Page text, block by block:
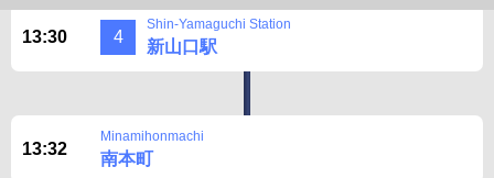
13:30 4
Shin-Yamaguchi Station
新山口駅
13:32
Minamihonmachi
南本町